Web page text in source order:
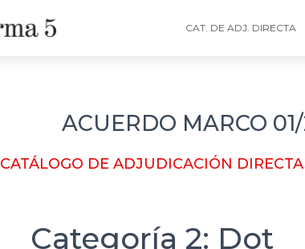
CAT. DE ADJ. DIRECTA
ACUERDO MARCO
CATÁLOGO DE ADJUDICACIÓN DIRECTA
Categoría 2: Dot